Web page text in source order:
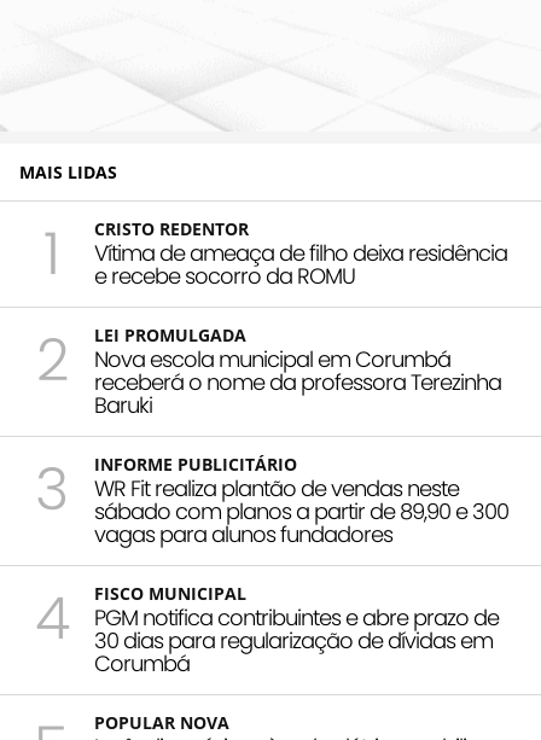
MAIS LIDAS
1 CRISTO REDENTOR
Vítima de ameaça de filho deixa residência
e recebe socorro da ROMU
2 LEI PROMULGADA
Nova escola municipal em Corumbá
receberá o nome da professora Terezinha
Baruki
3 INFORME PUBLICITÁRIO
WR Fit realiza plantão de vendas neste
sábado com planos a partir de 89,90 e 300
vagas para alunos fundadores
4 FISCO MUNICIPAL
PGM notifica contribuintes e abre prazo de
30 dias para regularização de dívidas em
Corumbá
POPULAR NOVA